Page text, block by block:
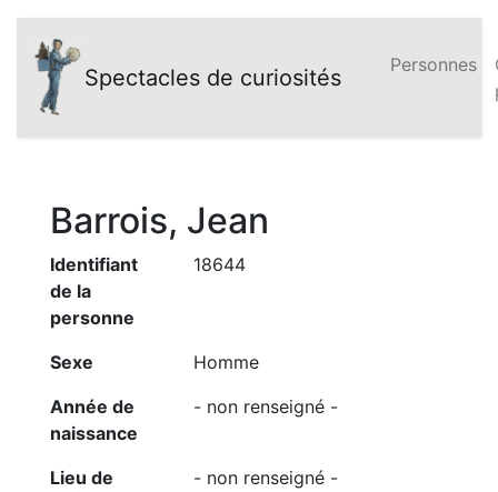
Spectacles de curiosités Personnes
Barrois, Jean
Identifiant
de la
personne
18644
Sexe
Homme
Année de
naissance
- non renseigné -
Lieu de
- non renseigné -